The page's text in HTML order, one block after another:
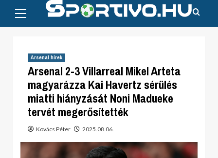
content
Menu
Arsenal hírek
Arsenal 2-3 Villarreal Mikel Arteta
magyarázza Kai Havertz sérülés
miatti hiányzását Noni Madueke
tervét megerősítették
Kovács Péter 2025.08.06.